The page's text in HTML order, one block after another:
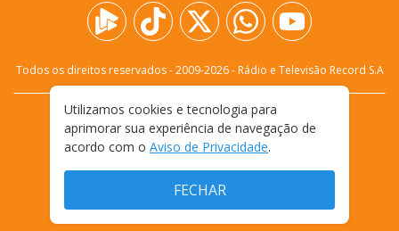
Todos os direitos reservados - 2009-2026- Rádio e Televisão Record S.A
FALE CONOSCO
PRIVACIDADE
TERMOS E CONDIÇÕES DE USO
Utilizamos cookies e tecnologia para
aprimorar sua experiência de navegação de
acordo com o Aviso de Privacidade.
FECHAR